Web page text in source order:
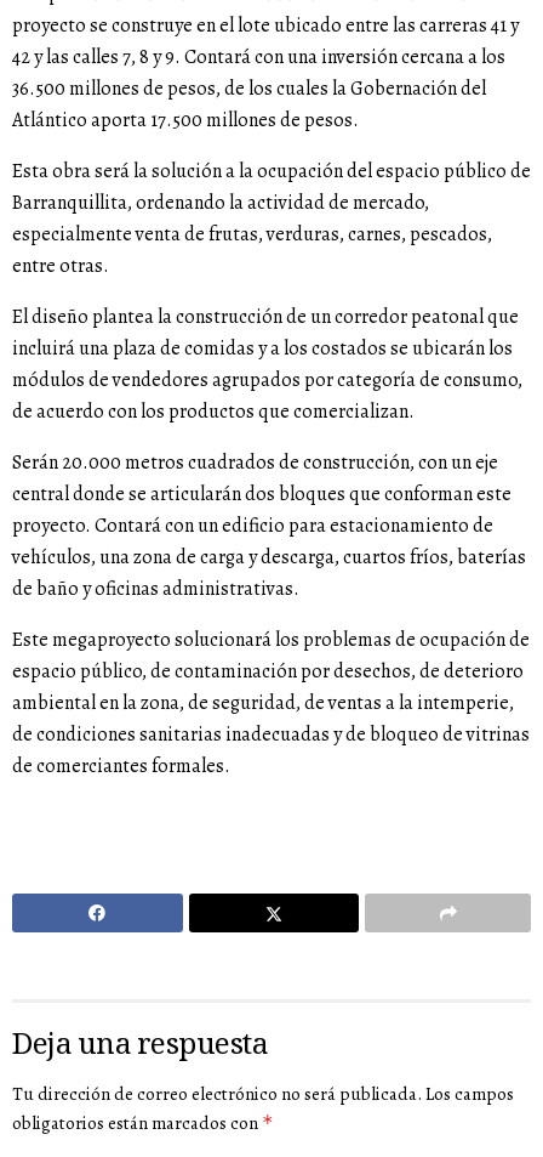
proyecto se construye en el lote ubicado entre las carreras 41 y
42 y las calles 7, 8 y 9. Contará con una inversión cercana a los
36.500 millones de pesos, de los cuales la Gobernación del
Atlántico aporta 17.500 millones de pesos.
Esta obra será la solución a la ocupación del espacio público de
Barranquillita, ordenando la actividad de mercado,
especialmente venta de frutas, verduras, carnes, pescados,
entre otras.
El diseño plantea la construcción de un corredor peatonal que
incluirá una plaza de comidas y a los costados se ubicarán los
módulos de vendedores agrupados por categoría de consumo,
de acuerdo con los productos que comercializan.
Serán 20.000 metros cuadrados de construcción, con un eje
central donde se articularán dos bloques que conforman este
proyecto. Contará con un edificio para estacionamiento de
vehículos, una zona de carga y descarga, cuartos fríos, baterías
de baño y oficinas administrativas.
Este megaproyecto solucionará los problemas de ocupación de
espacio público, de contaminación por desechos, de deterioro
ambiental en la zona, de seguridad, de ventas a la intemperie,
de condiciones sanitarias inadecuadas y de bloqueo de vitrinas
de comerciantes formales.
Deja una respuesta
Tu dirección de correo electrónico no será publicada. Los campos
obligatorios están marcados con *